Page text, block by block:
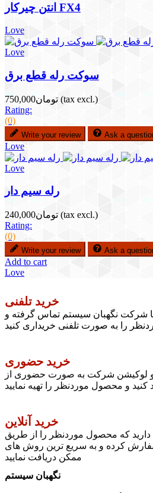
انتن چیرکار FX4
Love
Love
سوکت رله قطع برق
تومان750,000 (tax excl.)
Rating:
(0)
Write your review Ask a
Love
Love
رله سیم دار
تومان240,000 (tax excl.)
Rating:
(0)
Write your review Ask a
Add to cart
Love
خرید تلفنی
با شرکت نگهبان سیستم تماس گرفته و
را به صورت تلفنی خریداری کنید
خرید حضوری
و لوکیشن شرکت به صورت حضوری از
کنید و محصول موردنظر را تهیه نمایید
خرید آنلاین
دارید که محصول موردنظر را از طریق
کرده و به سریع ترین روش های
ممکن دریافت نمایید
نگهبان سیستم